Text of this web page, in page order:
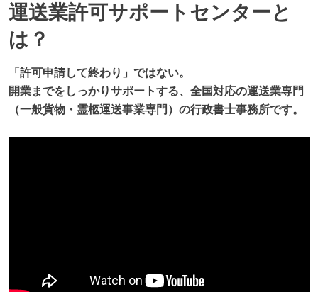
運送業許可サポートセンターと
は？
「許可申請して終わり」ではない。
開業までをしっかりサポートする、全国対応の運送業専門
（一般貨物・霊柩運送事業専門）の行政書士事務所です。